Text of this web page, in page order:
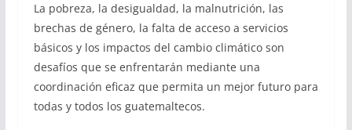
La pobreza, la desigualdad, la malnutrición, las
brechas de género, la falta de acceso a servicios
básicos y los impactos del cambio climático son
desafíos que se enfrentarán mediante una
coordinación eficaz que permita un mejor futuro para
todas y todos los guatemaltecos.